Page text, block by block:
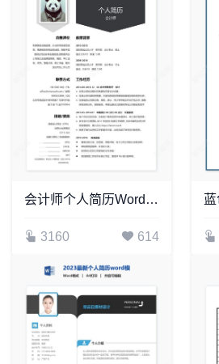
会计师个人简历Word模板(2)
3160 614